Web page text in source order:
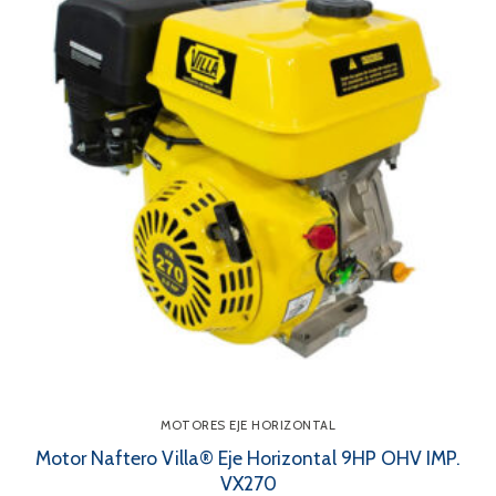
MOTORES EJE HORIZONTAL
Motor Naftero Villa® Eje Horizontal 9HP OHV IMP.
VX270